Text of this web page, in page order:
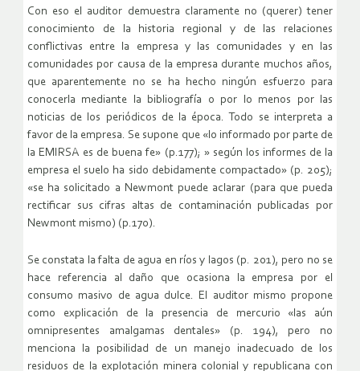
Con eso el auditor demuestra claramente no (querer) tener
conocimiento de la historia regional y de las relaciones
conflictivas entre la empresa y las comunidades y en las
comunidades por causa de la empresa durante muchos años,
que aparentemente no se ha hecho ningún esfuerzo para
conocerla mediante la bibliografía o por lo menos por las
noticias de los periódicos de la época. Todo se interpreta a
favor de la empresa. Se supone que «lo informado por parte de
la EMIRSA es de buena fe» (p.177); » según los informes de la
empresa el suelo ha sido debidamente compactado» (p. 205);
«se ha solicitado a Newmont puede aclarar (para que pueda
rectificar sus cifras altas de contaminación publicadas por
Newmont mismo) (p.170).
Se constata la falta de agua en ríos y lagos (p. 201), pero no se
hace referencia al daño que ocasiona la empresa por el
consumo masivo de agua dulce. El auditor mismo propone
como explicación de la presencia de mercurio «las aún
omnipresentes amalgamas dentales» (p. 194), pero no
menciona la posibilidad de un manejo inadecuado de los
residuos de la explotación minera colonial y republicana con